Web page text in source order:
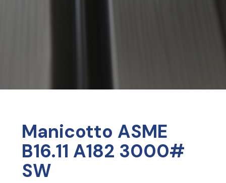
Manicotto ASME
B16.11 A182 3000#
SW